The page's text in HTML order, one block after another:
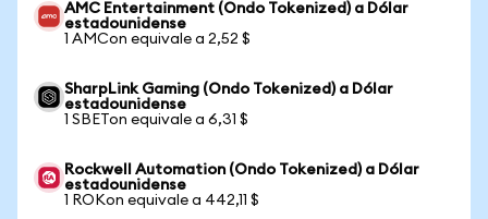
AMC Entertainment (Ondo Tokenized) a Dólar
estadounidense
1 AMCon equivale a 2,52 $
SharpLink Gaming (Ondo Tokenized) a Dólar
estadounidense
1 SBETon equivale a 6,31 $
Rockwell Automation (Ondo Tokenized) a Dólar
estadounidense
1 ROKon equivale a 442,11 $